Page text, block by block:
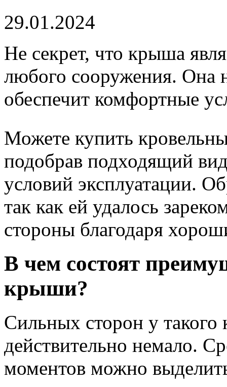
29.01.2024
Не секрет, что крыша
любого сооружения. Она
обеспечит комфортные
Можете купить
подобрав подходящий
условий эксплуатации.
так как ей удалось
стороны благодаря
В чем состоят
крыши?
Сильных сторон у такого
действительно немало.
моментов можно